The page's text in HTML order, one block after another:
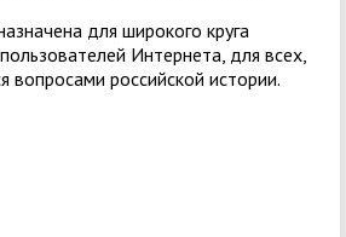
для широкого круга
Интернета, для всех,
вопросами российской истории.